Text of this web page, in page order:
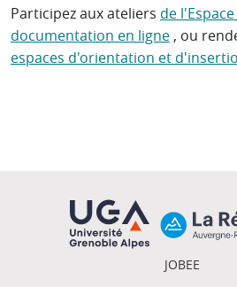
Participez aux ateliers de l'Espace
documentation en ligne , ou
espaces d'orientation et
JOBEE